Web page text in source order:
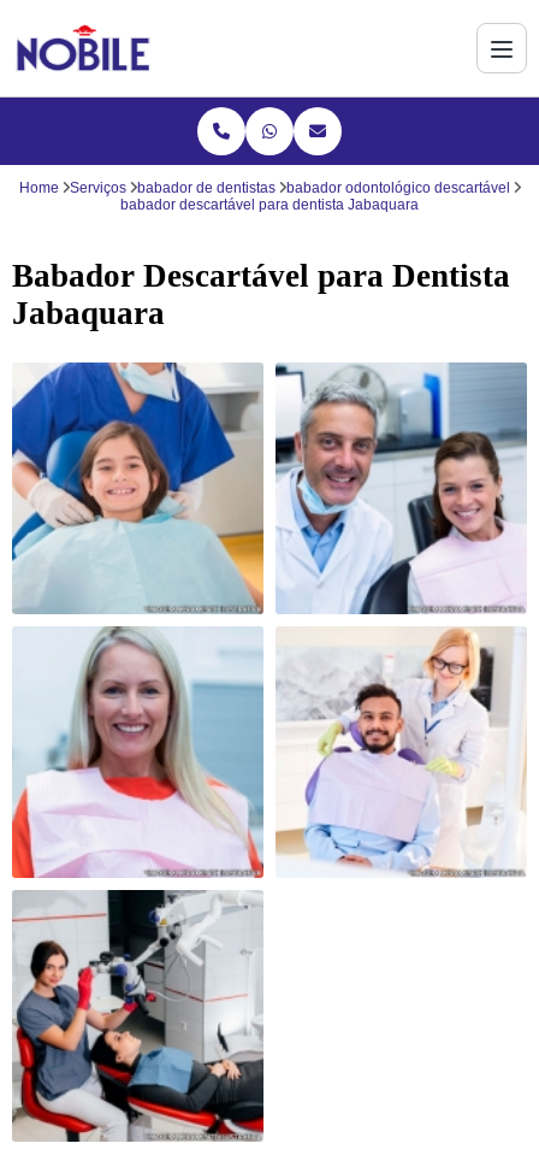
Home Serviços babador de dentistas
babador odontológico descartável
babador descartável para dentista Jabaquara
Babador Descartável para Dentista
Jabaquara